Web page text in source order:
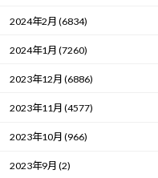
2024年2月 (6834)
2024年1月 (7260)
2023年12月 (6886)
2023年11月 (4577)
2023年10月 (966)
2023年9月 (2)